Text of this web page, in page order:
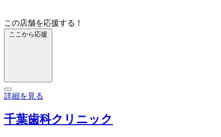
この店舗を応援する！
ここから応援
詳細を見る
千葉歯科クリニック